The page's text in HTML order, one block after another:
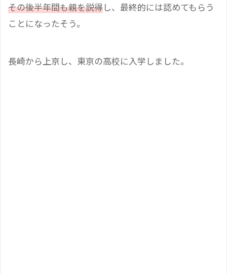
その後半年間も親を説得し、最終的には認めてもらう
ことになったそう。
長崎から上京し、東京の高校に入学しました。